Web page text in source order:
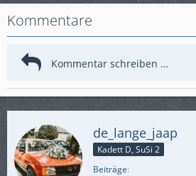
Kommentare
de_lange_jaap
Kadett D, SuSi 2
Beiträge